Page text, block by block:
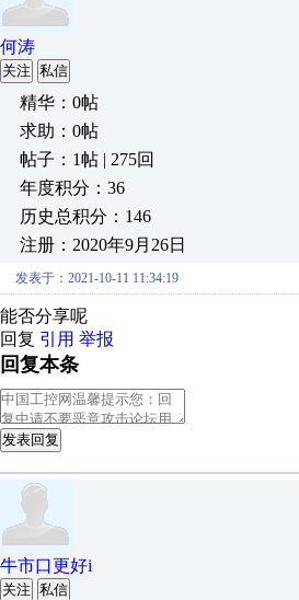
何涛
关注 私信
精华：0帖
求助：0帖
帖子：1帖 | 275回
年度积分：36
历史总积分：146
注册：2020年9月26日
发表于：2021-10-11 11:34:19
能否分享呢
回复 引用 举报
回复本条
发表回复
牛市口更好i
关注 私信